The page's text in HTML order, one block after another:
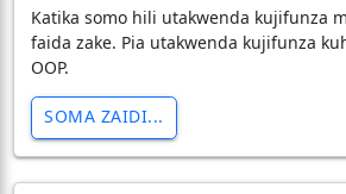
Katika somo hili utakwenda kujifunza
faida zake. Pia utakwenda kujifunza
OOP.
SOMA ZAIDI...